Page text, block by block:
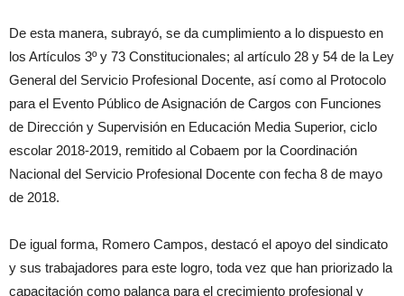
De esta manera, subrayó, se da cumplimiento a lo dispuesto en
los Artículos 3º y 73 Constitucionales; al artículo 28 y 54 de la Ley
General del Servicio Profesional Docente, así como al Protocolo
para el Evento Público de Asignación de Cargos con Funciones
de Dirección y Supervisión en Educación Media Superior, ciclo
escolar 2018-2019, remitido al Cobaem por la Coordinación
Nacional del Servicio Profesional Docente con fecha 8 de mayo
de 2018.
De igual forma, Romero Campos, destacó el apoyo del sindicato
y sus trabajadores para este logro, toda vez que han priorizado la
capacitación como palanca para el crecimiento profesional y